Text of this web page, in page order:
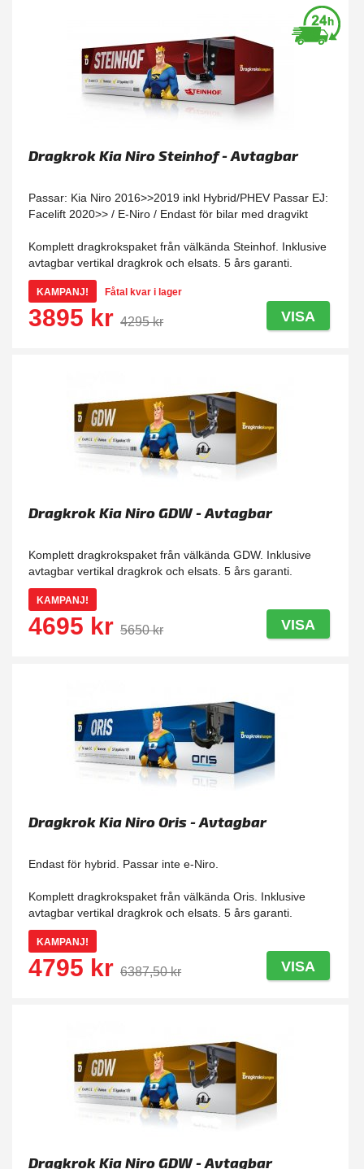
Dragkrok Kia Niro Steinhof - Avtagbar
Passar: Kia Niro 2016>>2019 inkl Hybrid/PHEV Passar EJ:
Facelift 2020>> / E-Niro / Endast för bilar med dragvikt
Komplett dragkrokspaket från välkända Steinhof. Inklusive
avtagbar vertikal dragkrok och elsats. 5 års garanti.
KAMPANJ! Fåtal kvar i lager
3895 kr 4295 kr VISA
Dragkrok Kia Niro GDW - Avtagbar
Komplett dragkrokspaket från välkända GDW. Inklusive
avtagbar vertikal dragkrok och elsats. 5 års garanti.
KAMPANJ!
4695 kr 5650 kr VISA
Dragkrok Kia Niro Oris - Avtagbar
Endast för hybrid. Passar inte e-Niro.
Komplett dragkrokspaket från välkända Oris. Inklusive
avtagbar vertikal dragkrok och elsats. 5 års garanti.
KAMPANJ!
4795 kr 6387,50 kr VISA
Dragkrok Kia Niro GDW - Avtagbar